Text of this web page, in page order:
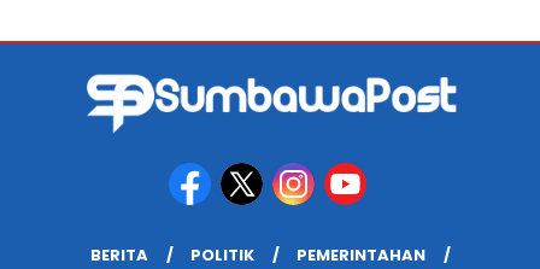
BERITA POLITIK
PEMERINTAHAN